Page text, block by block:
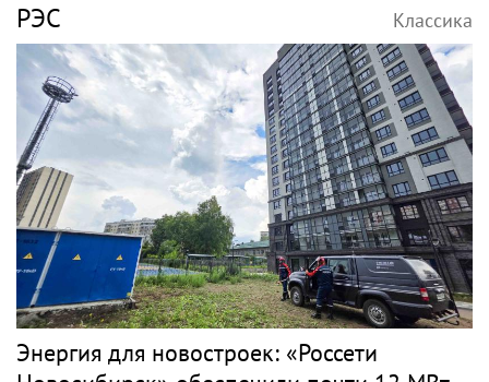
РЭС Классика
Энергия для новостроек: «Россети